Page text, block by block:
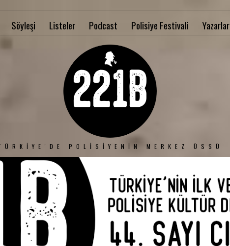
Söyleşi Listeler Podcast Polisiye Festivali Yazarlar
POLISIYENIN MERKEZ ÜSSÜ